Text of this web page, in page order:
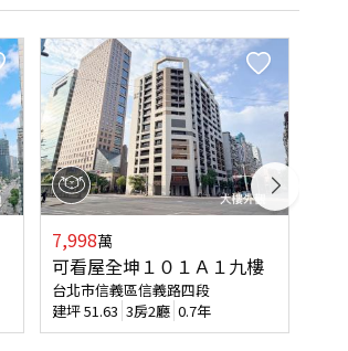
7,998萬
可看屋全坤１０１Ａ１九樓
台北市信義區信義路四段
建坪51.63 3房2廳 0.7年